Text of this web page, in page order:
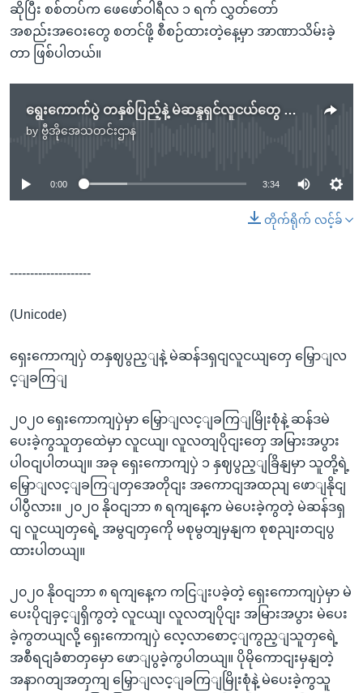
ဆိုပြီး စစ်တပ်က ဖေဖော်ဝါရီလ ၁ ရက် လွှတ်တော်
အစည်းအဝေးတွေ စတင်ဖို့ စီစဉ်ထားတဲ့နေ့မှာ အာဏာသိမ်းခဲ့
တာ ဖြစ်ပါတယ်။
ရွေးကောက်ပွဲ တနှစ်ပြည့်နဲ့ မဲဆန္ဒရှင်လူငယ်တွေ မျှော်လင့်ချက်
by ဗွီအိုအေသတင်းဌာန
No media source currently available
0:00 3:34
တိုက်ရိုက် လင့်ခ်
--------------------
(Unicode)
ရှေးကောကျပှဲ တနှဈပွည့ျနဲ့ မဲဆန်ဒရှငျလူငယျတှေ မြှောျလ
င့ျခကြျ
၂၀၂၀ ရှေးကောကျပှဲမှာ မြှောျလင့ျခကြျမြိုးစုံနဲ့ ဆန်ဒမဲ
ပေးခဲ့ကွသူတှထေဲမှာ လူငယျ၊ လူလတျပိုငျးတှေ အမြားအပွား
ပါဝငျပါတယျ။ အခု ရှေးကောကျပှဲ ၁ နှဈပွည့ျခြိနျမှာ သူတို့ရဲ့
မြှောျလင့ျခကြျတှအေတိုငျး အကောငျအထညျ ဖောျနိုငျ
ပါပွီလား။ ၂၀၂၀ နိုဝငျဘာ ၈ ရကျနေ့က မဲပေးခဲ့ကွတဲ့ မဲဆန်ဒရှ
ငျ လူငယျတှရေဲ့ အမွငျတှကေို မစုမွတျမှနျက စုစညျးတငျပွ
ထားပါတယျ။
၂၀၂၀ နိုဝငျဘာ ၈ ရကျနေ့က ကငြျးပခဲ့တဲ့ ရှေးကောကျပှဲမှာ မဲ
ပေးပိုငျခှင့ျရှိကွတဲ့ လူငယျ၊ လူလတျပိုငျး အမြားအပွား မဲပေး
ခဲ့ကွတယျလို့ ရှေးကောကျပှဲ လေ့လာစောင့ျကွည့ျသူတှရေဲ့
အစီရငျခံစာတှမှော ဖောျပွခဲ့ကွပါတယျ။ ပိုမိုကောငျးမှနျတဲ့
အနာဂတျအတှကျ မြှောျလင့ျခကြျမြိုးစုံနဲ့ မဲပေးခဲ့ကွသူ